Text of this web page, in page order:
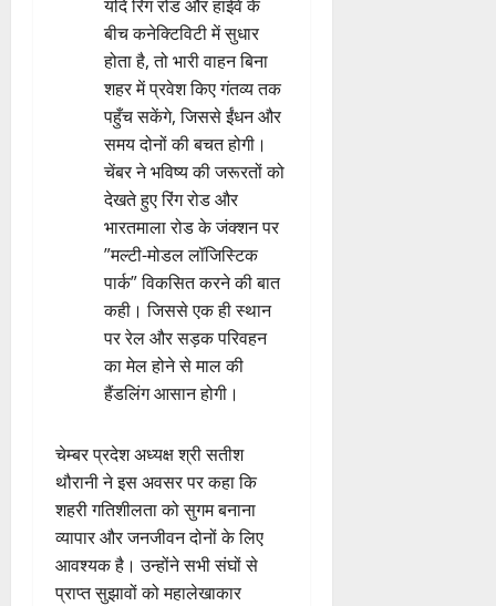
यदि रिंग रोड और हाईवे के
बीच कनेक्टिविटी में सुधार
होता है, तो भारी वाहन बिना
शहर में प्रवेश किए गंतव्य तक
पहुँच सकेंगे, जिससे ईंधन और
समय दोनों की बचत होगी।
चेंबर ने भविष्य की जरूरतों को
देखते हुए रिंग रोड और
भारतमाला रोड के जंक्शन पर
”मल्टी-मोडल लॉजिस्टिक
पार्क” विकसित करने की बात
कही। जिससे एक ही स्थान
पर रेल और सड़क परिवहन
का मेल होने से माल की
हैंडलिंग आसान होगी।
चेम्बर प्रदेश अध्यक्ष श्री सतीश
थौरानी ने इस अवसर पर कहा कि
शहरी गतिशीलता को सुगम बनाना
व्यापार और जनजीवन दोनों के लिए
आवश्यक है। उन्होंने सभी संघों से
प्राप्त सुझावों को महालेखाकार